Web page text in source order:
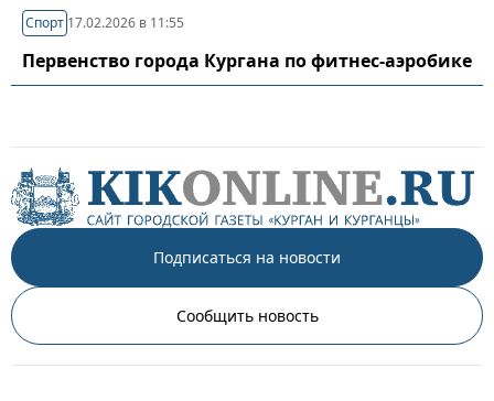
Спорт 17.02.2026 в 11:55
Первенство города Кургана по фитнес-аэробике
Подписаться на новости
Сообщить новость